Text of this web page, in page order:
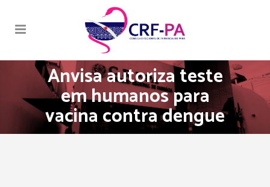
Anvisa autoriza teste
em humanos para
vacina contra dengue